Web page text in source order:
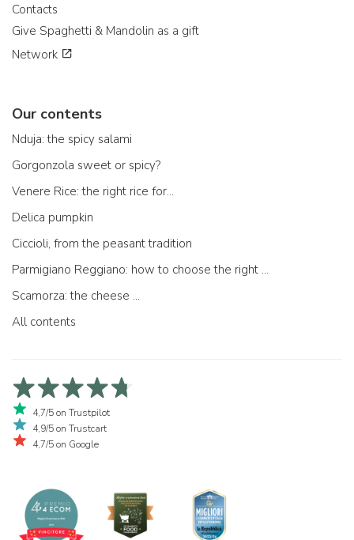
Contacts
Give Spaghetti & Mandolin as a gift
Network
Our contents
Nduja: the spicy salami
Gorgonzola sweet or spicy?
Venere Rice: the right rice for...
Delica pumpkin
Ciccioli, from the peasant tradition
Parmigiano Reggiano: how to choose the right one
Scamorza: the cheese ...
All contents
4,7/5 on Trustpilot
4,9/5 on Trustcart
4,7/5 on Google